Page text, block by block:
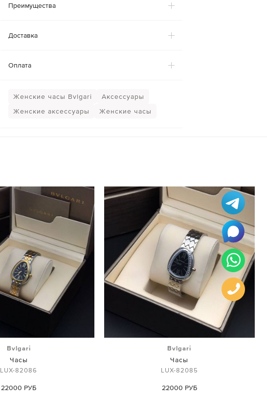
Преимущества
Доставка
Оплата
Женские часы Bvlgari
Аксессуары
Женские аксессуары
Женские часы
Bvlgari
Часы
LUX-82086
22000 РУБ
Bvlgari
Часы
LUX-82085
22000 РУБ